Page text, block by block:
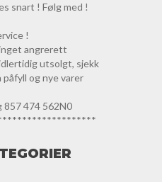
snart ! Følg med !
!
angrerett
utsolgt, sjekk
og nye varer
857 474 562N0